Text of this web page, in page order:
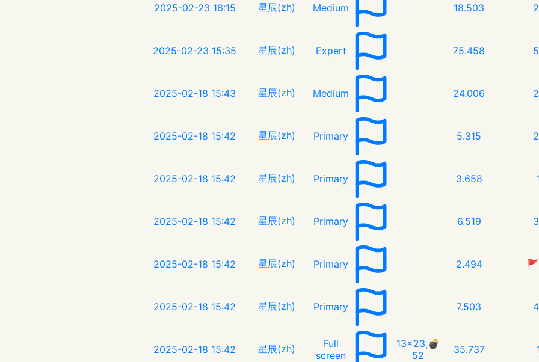
2025-02-23 16:15 星辰(zh) Medium 18.503
2025-02-23 15:35 星辰(zh) Expert 75.458
2025-02-18 15:43 星辰(zh) Medium 24.006
2025-02-18 15:42 星辰(zh) Primary 5.315
2025-02-18 15:42 星辰(zh) Primary 3.658
2025-02-18 15:42 星辰(zh) Primary 6.519
2025-02-18 15:42 星辰(zh) Primary 2.494
2025-02-18 15:42 星辰(zh) Primary 7.503
2025-02-18 15:42 星辰(zh)
Full
screen
13x23,💣︎
52
35.737